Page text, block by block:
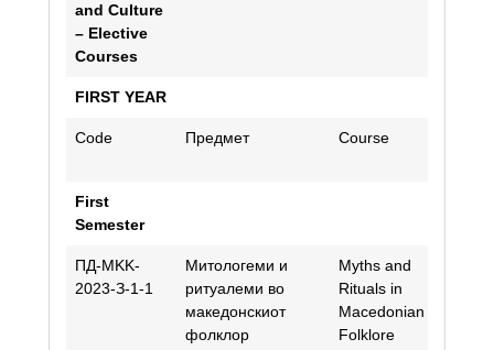
and Culture
– Elective
Courses
FIRST YEAR
Code Предмет Course
First
Semester
ПД-МKK-
2023-З-1-1
Митологеми и
ритуалеми во
македонскиот
фолклор
Myths and
Rituals in
Macedonian
Folklore